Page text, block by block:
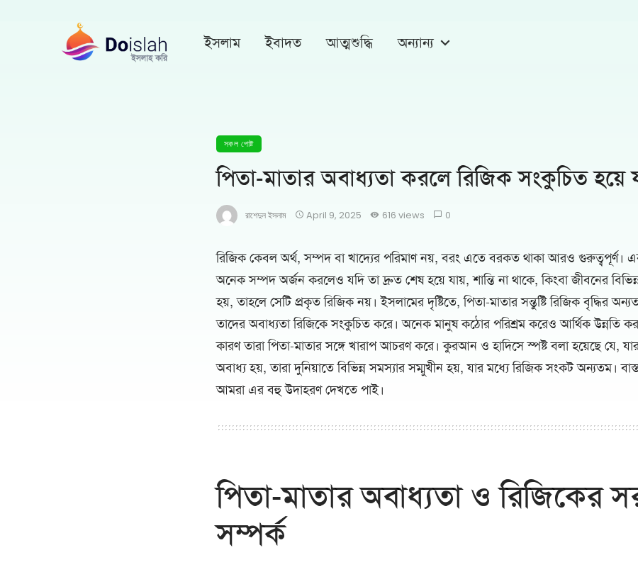
ইসলাম ইবাদত আত্মশুদ্ধি অন্যান্য
সকল পোষ্ট
পিতা-মাতার অবাধ্যতা করলে রিজিক সংকুচিত হয়ে
রাশেদুল ইসলাম April 9, 2025 616 views 0
রিজিক কেবল অর্থ, সম্পদ বা খাদ্যের পরিমাণ নয়, বরং এতে বরকত থাকা আরও গুরুত্বপূর্ণ।
অনেক সম্পদ অর্জন করলেও যদি তা দ্রুত শেষ হয়ে যায়, শান্তি না থাকে, কিংবা জীবনের
হয়, তাহলে সেটি প্রকৃত রিজিক নয়। ইসলামের দৃষ্টিতে, পিতা-মাতার সন্তুষ্টি রিজিক বৃদ্ধির
তাদের অবাধ্যতা রিজিকে সংকুচিত করে। অনেক মানুষ কঠোর পরিশ্রম করেও আর্থিক উন্নতি
কারণ তারা পিতা-মাতার সঙ্গে খারাপ আচরণ করে। কুরআন ও হাদিসে স্পষ্ট বলা হয়েছে যে,
অবাধ্য হয়, তারা দুনিয়াতে বিভিন্ন সমস্যার সম্মুখীন হয়, যার মধ্যে রিজিক সংকট অন্যতম।
আমরা এর বহু উদাহরণ দেখতে পাই।
পিতা-মাতার অবাধ্যতা ও রিজিকের
সম্পর্ক